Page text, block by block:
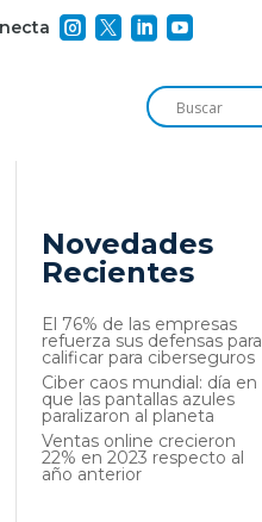
   
Novedades
Recientes
El 76% de las empresas
refuerza sus defensas para
calificar para ciberseguros
Ciber caos mundial: día en
que las pantallas azules
paralizaron al planeta
Ventas online crecieron
22% en 2023 respecto al
año anterior